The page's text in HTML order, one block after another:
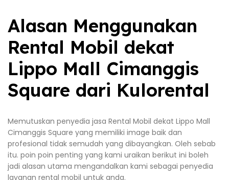
Alasan Menggunakan
Rental Mobil dekat
Lippo Mall Cimanggis
Square dari Kulorental
Memutuskan penyedia jasa Rental Mobil dekat Lippo Mall
Cimanggis Square yang memiliki image baik dan
profesional tidak semudah yang dibayangkan. Oleh sebab
itu. poin poin penting yang kami uraikan berikut ini boleh
jadi alasan utama mengandalkan kami sebagai penyedia
layanan rental mobil untuk anda.